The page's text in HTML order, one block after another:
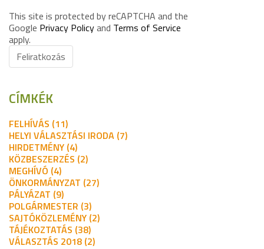
This site is protected by reCAPTCHA and the
Google Privacy Policyand Terms of Service
apply.
Feliratkozás
CÍMKÉK
FELHÍVÁS (11)
HELYI VÁLASZTÁSI IRODA (7)
HIRDETMÉNY (4)
KÖZBESZERZÉS (2)
MEGHÍVÓ (4)
ÖNKORMÁNYZAT (27)
PÁLYÁZAT (9)
POLGÁRMESTER (3)
SAJTÓKÖZLEMÉNY (2)
TÁJÉKOZTATÁS (38)
VÁLASZTÁS 2018 (2)